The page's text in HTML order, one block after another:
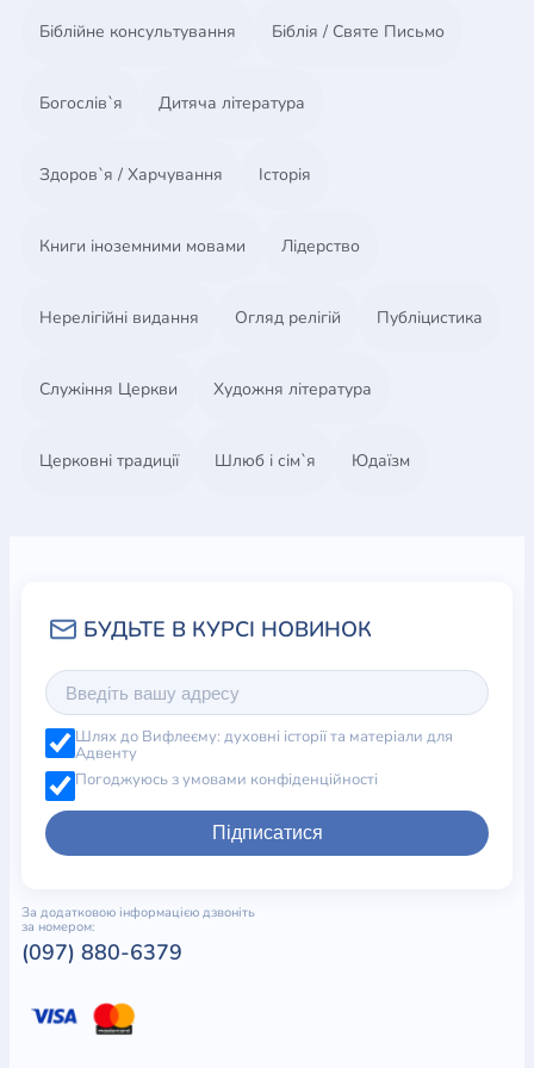
Біблійне консультування Біблія / Святе Письмо
Богослів`я Дитяча література
Здоров`я / Харчування Історія
Книги іноземними мовами Лідерство
Нерелігійні видання Огляд релігій Публіцистика
Служіння Церкви Художня література
Церковні традиції Шлюб і сім`я Юдаїзм
Шлях до Вифлеєму: духовні історії та матеріали для
Адвенту
Погоджуюсь з умовами конфіденційності
Підписатися
За додатковою інформацією дзвоніть
за номером:
(097) 880-6379